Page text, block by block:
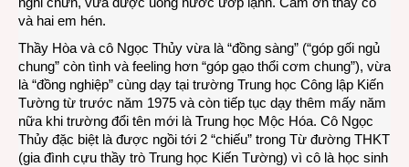
và hai em hén.
Thầy Hòa và cô Ngọc Thủy vừa là “đồng sàng” (“góp gối ngủ
chung” còn tình và feeling hơn “góp gạo thổi cơm chung”), vừa
là “đồng nghiệp” cùng dạy tại trường Trung học Công lập Kiến
Tường từ trước năm 1975 và còn tiếp tục dạy thêm mấy năm
nữa khi trường đổi tên mới là Trung học Mộc Hóa. Cô Ngọc
Thủy đặc biệt là được ngồi tới 2 “chiếu” trong Từ đường THKT
(gia đình cựu thầy trò Trung học Kiến Tường) vì cô là học sinh